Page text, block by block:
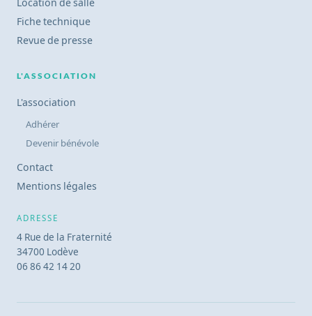
Location de salle
Fiche technique
Revue de presse
L'ASSOCIATION
L'association
Adhérer
Devenir bénévole
Contact
Mentions légales
ADRESSE
4 Rue de la Fraternité
34700 Lodève
06 86 42 14 20